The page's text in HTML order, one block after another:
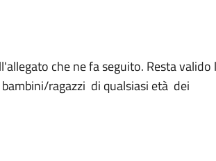
che ne fa seguito. Resta valido
ragazzi di qualsiasi età dei